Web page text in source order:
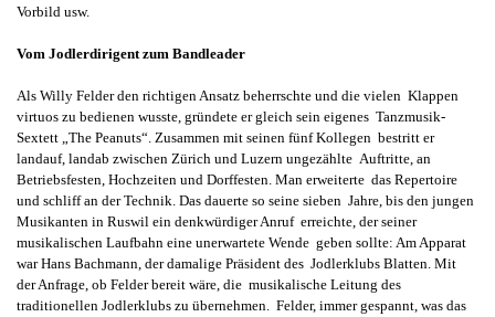
Vorbild usw.
Vom Jodlerdirigent zum Bandleader
Als Willy Felder den richtigen Ansatz beherrschte und die vielen Klappen
virtuos zu bedienen wusste, gründete er gleich sein eigenes Tanzmusik-
Sextett „The Peanuts“. Zusammen mit seinen fünf Kollegen bestritt er
landauf, landab zwischen Zürich und Luzern ungezählte Auftritte, an
Betriebsfesten, Hochzeiten und Dorffesten. Man erweiterte das Repertoire
und schliff an der Technik. Das dauerte so seine sieben Jahre, bis den jungen
Musikanten in Ruswil ein denkwürdiger Anruf erreichte, der seiner
musikalischen Laufbahn eine unerwartete Wende geben sollte: Am Apparat
war Hans Bachmann, der damalige Präsident des Jodlerklubs Blatten. Mit
der Anfrage, ob Felder bereit wäre, die musikalische Leitung des
traditionellen Jodlerklubs zu übernehmen. Felder, immer gespannt, was das